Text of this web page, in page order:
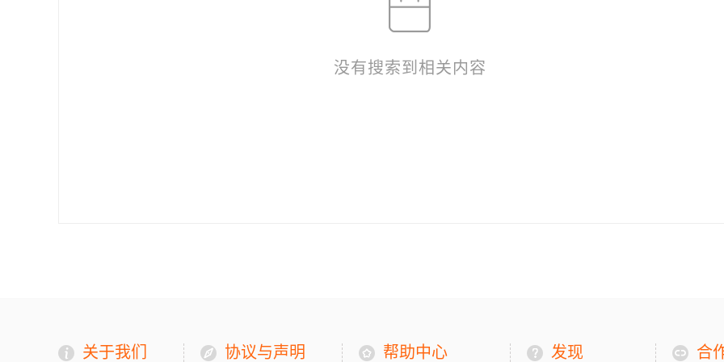
没有搜索到相关内容
关于我们 协议与声明 帮助中心 发现 合